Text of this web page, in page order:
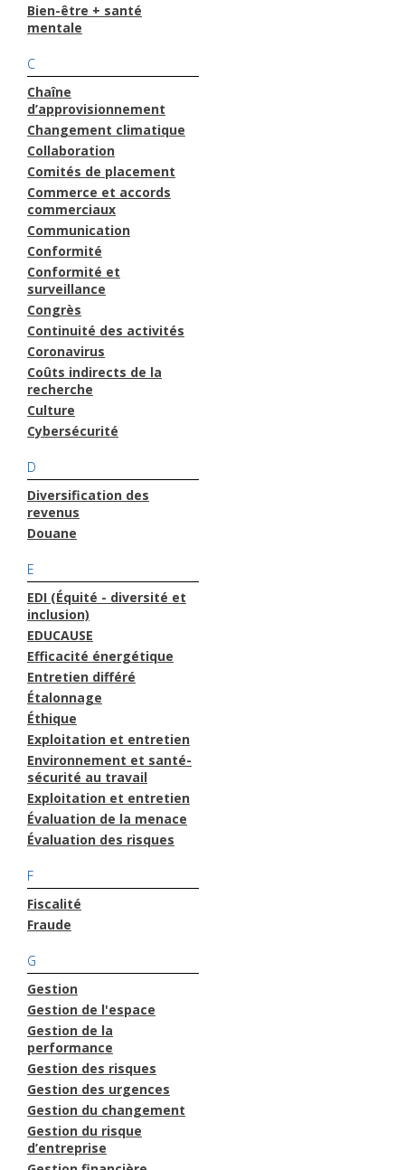
Bien-être + santé
mentale
C
Chaîne
d’approvisionnement
Changement climatique
Collaboration
Comités de placement
Commerce et accords
commerciaux
Communication
Conformité
Conformité et
surveillance
Congrès
Continuité des activités
Coronavirus
Coûts indirects de la
recherche
Culture
Cybersécurité
D
Diversification des
revenus
Douane
E
EDI (Équité - diversité et
inclusion)
EDUCAUSE
Efficacité énergétique
Entretien différé
Étalonnage
Éthique
Exploitation et entretien
Environnement et santé-
sécurité au travail
Exploitation et entretien
Évaluation de la menace
Évaluation des risques
F
Fiscalité
Fraude
G
Gestion
Gestion de l'espace
Gestion de la
performance
Gestion des risques
Gestion des urgences
Gestion du changement
Gestion du risque
d’entreprise